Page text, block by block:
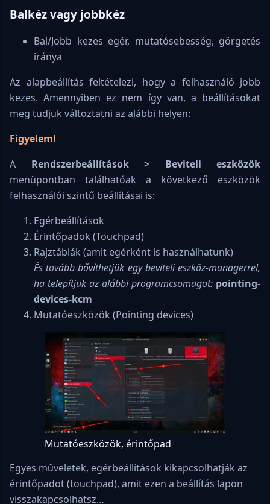
Balkéz vagy jobbkéz
Bal/Jobb kezes egér, mutatósebesség, görgetés
iránya
Az alapbeállítás feltételezi, hogy a felhasználó jobb
kezes. Amennyiben ez nem így van, a beállításokat
meg tudjuk változtatni az alábbi helyen:
Figyelem!
A Rendszerbeállítások > Beviteli eszközök
menüpontban találhatóak a következő eszközök
felhasználói szintű beállításai is:
Egérbeállítások
Érintőpadok (Touchpad)
Rajztáblák (amit egérként is használhatunk)
És tovább bővíthetjük egy beviteli eszköz-managerrel,
ha telepítjük az alábbi programcsomagot: pointing-
devices-kcm
Mutatóeszközök (Pointing devices)
Mutatóeszközök, érintőpad
Egyes műveletek, egérbeállítások kikapcsolhatják az
érintőpadot (touchpad), amit ezen a beállítás lapon
visszakapcsolhatsz…